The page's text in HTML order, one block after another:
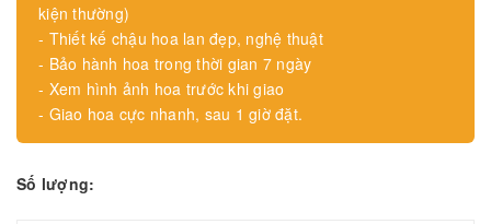
kiện thường)
- Thiết kế chậu hoa lan đẹp, nghệ thuật
- Bảo hành hoa trong thời gian 7 ngày
- Xem hình ảnh hoa trước khi giao
- Giao hoa cực nhanh, sau 1 giờ đặt.
Số lượng: